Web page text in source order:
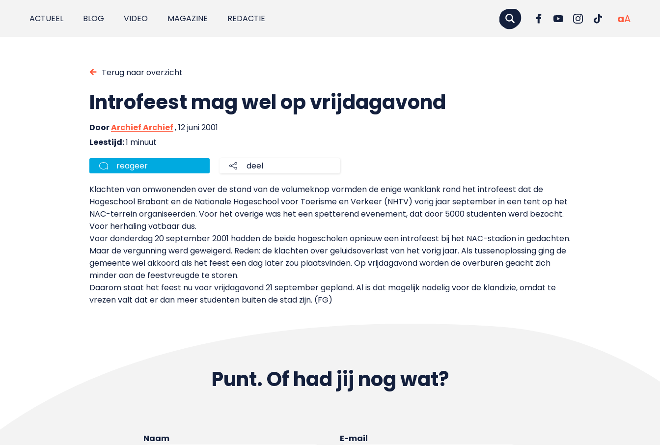
ACTUEEL BLOG VIDEO MAGAZINE REDACTIE aA
Terug naar overzicht
Introfeest mag wel op vrijdagavond
DoorArchief Archief, 12 juni 2001
Leestijd:1 minuut
reageer deel
Klachten van omwonenden over de stand van de volumeknop vormden de enige wanklank rond het introfeest dat de
Hogeschool Brabant en de Nationale Hogeschool voor Toerisme en Verkeer (NHTV) vorig jaar september in een tent op het
NAC-terrein organiseerden. Voor het overige was het een spetterend evenement, dat door 5000 studenten werd bezocht.
Voor herhaling vatbaar dus.
Voor donderdag 20 september 2001 hadden de beide hogescholen opnieuw een introfeest bij het NAC-stadion in gedachten.
Maar de vergunning werd geweigerd. Reden: de klachten over geluidsoverlast van het vorig jaar. Als tussenoplossing ging de
gemeente wel akkoord als het feest een dag later zou plaatsvinden. Op vrijdagavond worden de overburen geacht zich
minder aan de feestvreugde te storen.
Daarom staat het feest nu voor vrijdagavond 21 september gepland. Al is dat mogelijk nadelig voor de klandizie, omdat te
vrezen valt dat er dan meer studenten buiten de stad zijn. (FG)
Punt. Of had jij nog wat?
Naam E-mail